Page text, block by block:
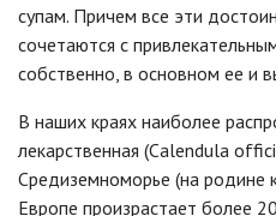
супам. Причем все эти
сочетаются с
собственно, в основном ее и
В наших краях наиболее
лекарственная (Calendula
Средиземноморье (на родине
Европе произрастает более